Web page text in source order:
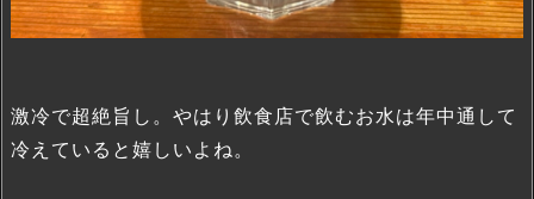
激冷で超絶旨し。やはり飲食店で飲むお水は年中通して
冷えていると嬉しいよね。